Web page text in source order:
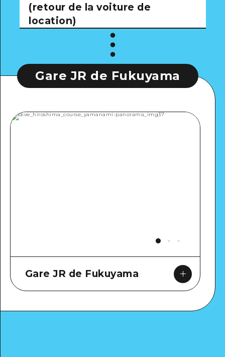
(retour de la voiture de
location)
Gare JR de Fukuyama
Gare JR de Fukuyama